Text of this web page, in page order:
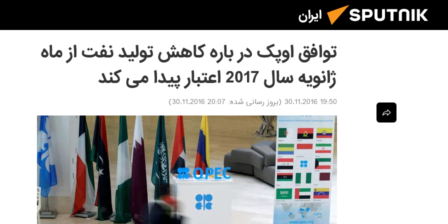
ایران
توافق اوپک در باره کاهش تولید نفت از ماه
ژانویه سال 2017 اعتبار پیدا می کند
19:50 30.11.2016 (بروز رسانی شده: 20:07 30.11.2016
)